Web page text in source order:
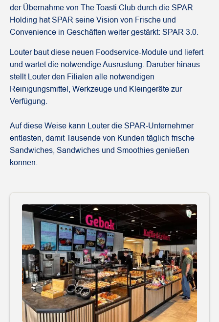
der Übernahme von The Toasti Club durch die SPAR
Holding hat SPAR seine Vision von Frische und
Convenience in Geschäften weiter gestärkt: SPAR 3.0.
Louter baut diese neuen Foodservice-Module und liefert
und wartet die notwendige Ausrüstung. Darüber hinaus
stellt Louter den Filialen alle notwendigen
Reinigungsmittel, Werkzeuge und Kleingeräte zur
Verfügung.
Auf diese Weise kann Louter die SPAR-Unternehmer
entlasten, damit Tausende von Kunden täglich frische
Sandwiches, Sandwiches und Smoothies genießen
können.